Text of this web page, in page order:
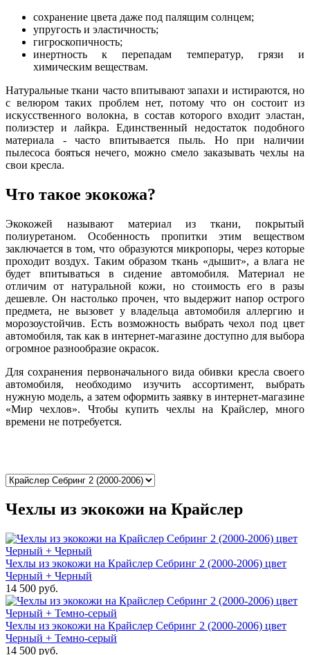
сохранение цвета даже под палящим солнцем;
упругость и эластичность;
гигроскопичность;
инертность к перепадам температур, грязи и
химическим веществам.
Натуральные ткани часто впитывают запахи и истираются, но
с велюром таких проблем нет, потому что он состоит из
искусственного волокна, в состав которого входит эластан,
полиэстер и лайкра. Единственный недостаток подобного
материала - часто впитывается пыль. Но при наличии
пылесоса бояться нечего, можно смело заказывать чехлы на
свои кресла.
Что такое экокожа?
Экокожей называют материал из ткани, покрытый
полиуретаном. Особенность пропитки этим веществом
заключается в том, что образуются микропоры, через которые
проходит воздух. Таким образом ткань «дышит», а влага не
будет впитываться в сидение автомобиля. Материал не
отличим от натуральной кожи, но стоимость его в разы
дешевле. Он настолько прочен, что выдержит напор острого
предмета, не вызовет у владельца автомобиля аллергию и
морозоустойчив. Есть возможность выбрать чехол под цвет
автомобиля, так как в интернет-магазине доступно для выбора
огромное разнообразие окрасок.
Для сохранения первоначального вида обивки кресла своего
автомобиля, необходимо изучить ассортимент, выбрать
нужную модель, а затем оформить заявку в интернет-магазине
«Мир чехлов». Чтобы купить чехлы на Крайслер, много
времени не потребуется.
Чехлы из экокожи на Крайслер
Чехлы из экокожи на Крайслер Себринг 2 (2000-2006) цвет
Черный + Черный
14 500 руб.
Чехлы из экокожи на Крайслер Себринг 2 (2000-2006) цвет
Черный + Темно-серый
14 500 руб.